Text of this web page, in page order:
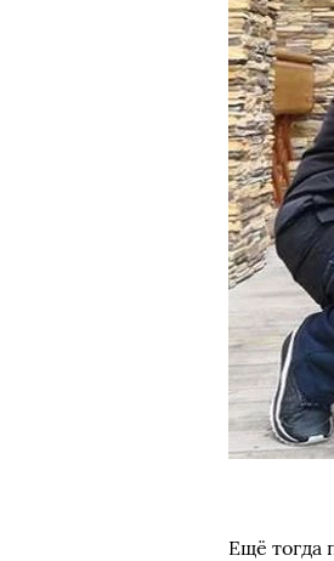
Ещё тогда